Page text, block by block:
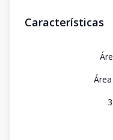
Características
3